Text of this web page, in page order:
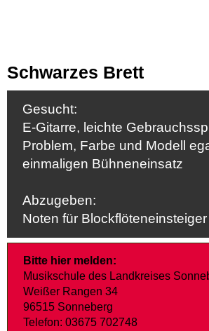
Schwarzes Brett
Gesucht:
E-Gitarre, leichte
Problem, Farbe und Modell
einmaligen Bühneneinsatz
Abzugeben:
Noten für Blockflöteneinsteiger
Bitte hier melden:
Musikschule des Landkreises
Weißer Rangen 34
96515 Sonneberg
Telefon: 03675 702748